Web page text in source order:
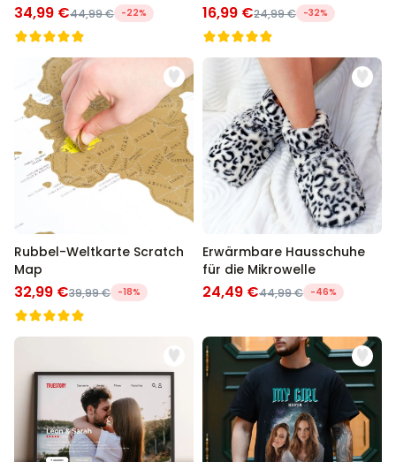
34,99 €44,99 € -22% 16,99 €24,99 € -32%
Rubbel-Weltkarte Scratch
Map
32,99 €39,99 € -18%
Erwärmbare Hausschuhe
für die Mikrowelle
24,49 €44,99 € -46%